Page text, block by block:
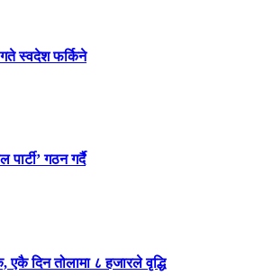
स्वदेश फर्किने
गठन गर्दै
दिन तोलामा ८ हजारले वृद्धि